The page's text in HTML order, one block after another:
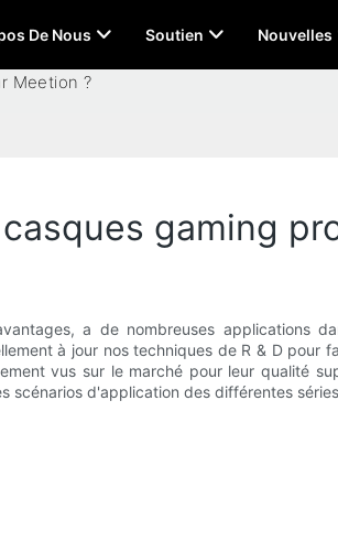
De Nous Soutien Nouvelles
Meetion ?
gaming
a de nombreuses applications
à jour nos techniques de R & D
vus sur le marché pour leur qualité
d'application des différentes